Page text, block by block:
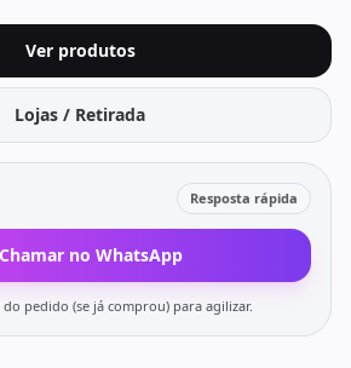
Ver produtos
Lojas / Retirada
Resposta rápida
no WhatsApp
pedido (se já comprou) para agilizar.